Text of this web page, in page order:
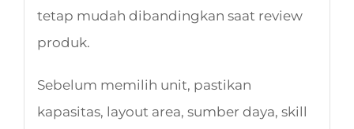
tetap mudah dibandingkan saat review
produk.
Sebelum memilih unit, pastikan
kapasitas, layout area, sumber daya, skill